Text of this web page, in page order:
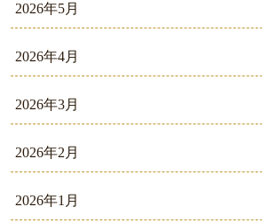
2026年5月
2026年4月
2026年3月
2026年2月
2026年1月